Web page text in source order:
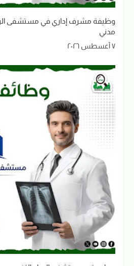
وظيفة مشرف إداري في مستشفى
مدني
٧ أغسطس ٢٠٢٦